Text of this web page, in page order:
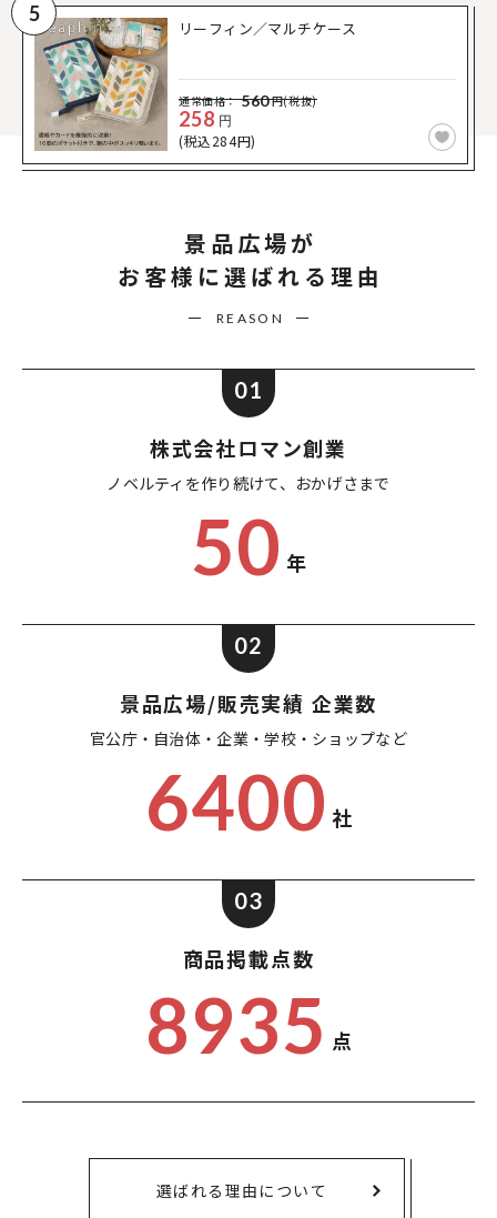
5
リーフィン／マルチケース
通常価格： 560円(税抜)
258 円
(税込284円)
景品広場が
お客様に選ばれる理由
REASON
01
株式会社ロマン創業
ノベルティを作り続けて、 おかげさまで
50 年
02
景品広場/販売実績 企業数
官公庁・自治体・企業・学校・ショップなど
6400 社
03
商品掲載点数
8935 点
選ばれる理由について